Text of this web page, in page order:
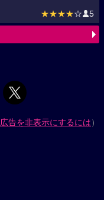
★★★★☆ 5
広告を非表示にするには）